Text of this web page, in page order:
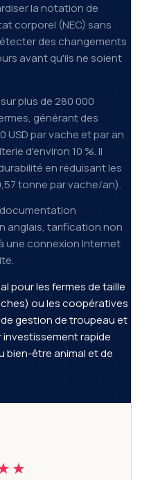
la notation de
corporel (NEC) sans
des changements
avant qu'ils ne soient
plus de 280 000
générant des
USD par vache et par an
d'environ 10 %. Il
en réduisant les
tonne par vache/an).
anglais, tarification non
une connexion Internet
pour les fermes de taille
ou les coopératives
gestion de troupeau et
rapide
bien-être animal et de